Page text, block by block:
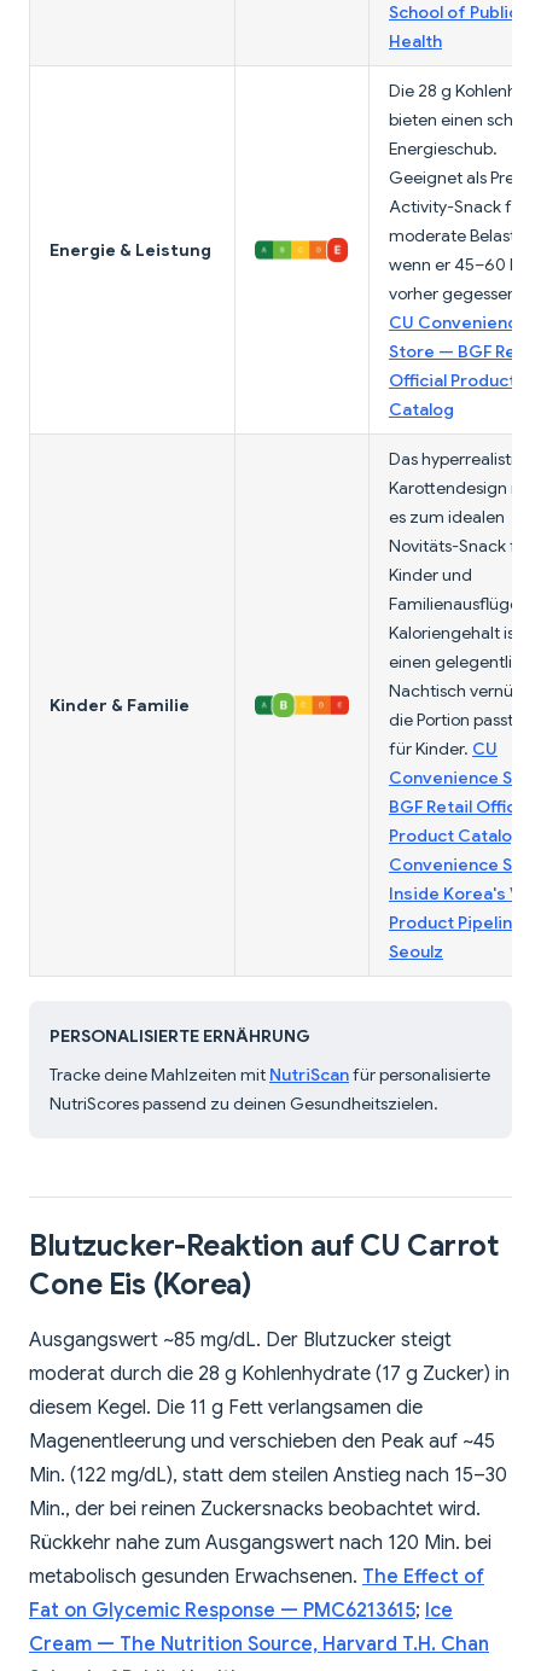
School of Public
Health
Energie & Leistung
Die 28 g
bieten einen
Energieschub.
Geeignet als Pre-
Activity-Snack für
moderate
wenn er 45–60 Min.
vorher gegessen
CU Convenience
Store — BGF Retail
Official Product
Catalog
Kinder & Familie
Das
Karottendesign
es zum idealen
Novitäts-Snack für
Kinder und
Familienausflüge.
Kaloriengehalt ist
einen
Nachtisch
die Portion passt
für Kinder. CU
Convenience
BGF Retail Official
Product Catalog
Convenience
Inside Korea's
Product Pipeline —
Seoulz
PERSONALISIERTE ERNÄHRUNG
Tracke deine Mahlzeiten mit NutriScanfür personalisierte
NutriScores passend zu deinen Gesundheitszielen.
Blutzucker-Reaktion auf CU Carrot
Cone Eis (Korea)
Ausgangswert ~85 mg/dL. Der Blutzucker steigt
moderat durch die 28 g Kohlenhydrate (17 g Zucker) in
diesem Kegel. Die 11 g Fett verlangsamen die
Magenentleerung und verschieben den Peak auf ~45
Min. (122 mg/dL), statt dem steilen Anstieg nach 15–30
Min., der bei reinen Zuckersnacks beobachtet wird.
Rückkehr nahe zum Ausgangswert nach 120 Min. bei
metabolisch gesunden Erwachsenen. The Effect of
Fat on Glycemic Response — PMC6213615; Ice
Cream — The Nutrition Source, Harvard T.H. Chan